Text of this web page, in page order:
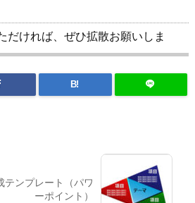
だければ、ぜひ拡散お願いしま
B!
テンプレート（パワ
ーポイント）